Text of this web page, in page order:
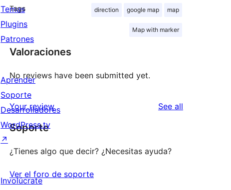
Tags direction google map map
Map with marker
Valoraciones
No reviews have been submitted yet.
Your review See all
Soporte
¿Tienes algo que decir? ¿Necesitas ayuda?
Ver el foro de soporte
Temas
Plugins
Patrones
Aprender
Soporte
Desarrolladores
WordPress.tv
↗
Involúcrate